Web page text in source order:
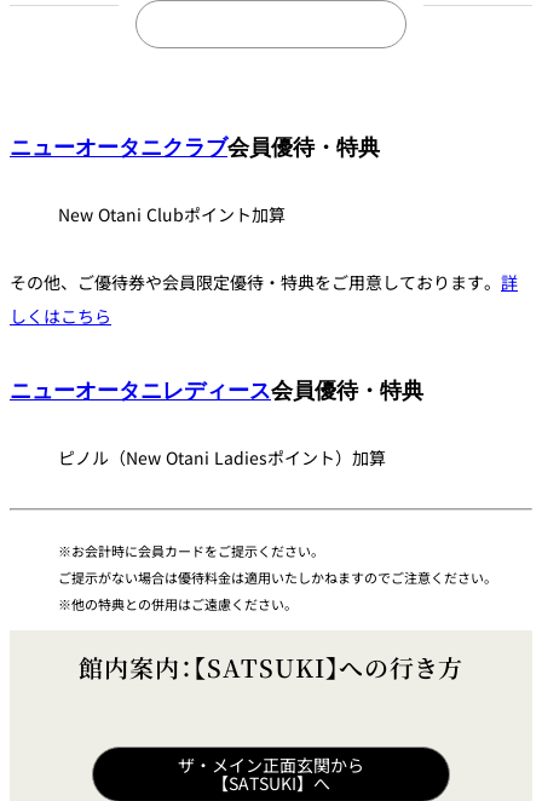
NEW
ニューオータニクラブ会員優待・特典
New Otani Clubポイント加算
その他、ご優待券や会員限定優待・特典をご用意しております。 詳
しくはこちら
ニューオータニレディース会員優待・特典
ピノル（New Otani Ladiesポイント）加算
お会計時に会員カードをご提示ください。
ご提示がない場合は優待料金は適用いたしかねますのでご注意ください。
他の特典との併用はご遠慮ください。
館内案内：【SATSUKI】への行き方
ザ・メイン正面玄関から
【SATSUKI】へ